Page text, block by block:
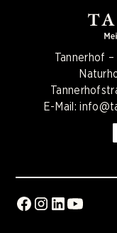
Tannerhof
E-Mail: